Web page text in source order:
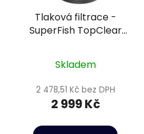
Tlaková filtrace -
SuperFish TopClear
Skladem
2 478,51 Kč bez DPH
2 999 Kč